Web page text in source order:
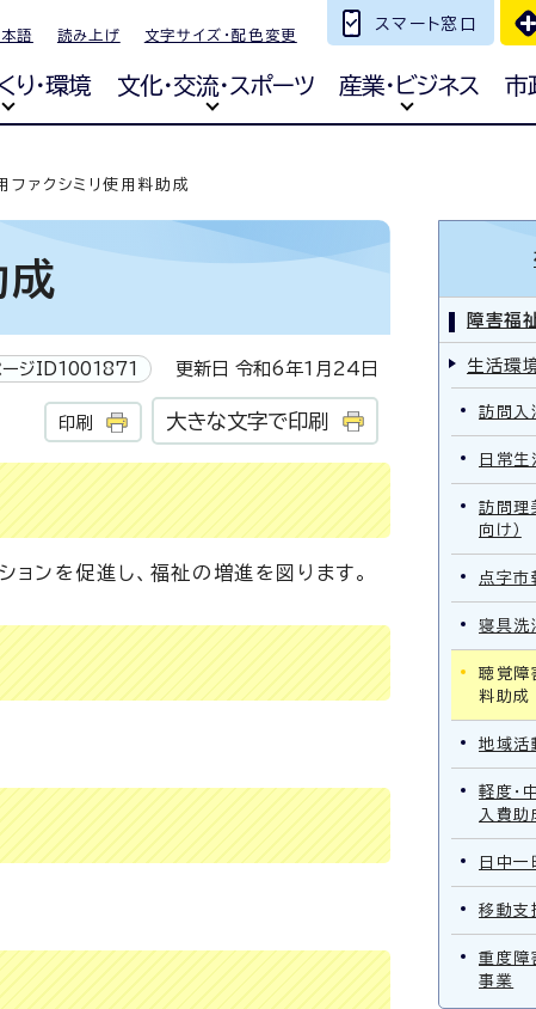
語 読み上げ 文字サイズ・配色変更
スマート窓口
り・環境 文化・交流・スポーツ 産業・ビジネス 市
ファクシミリ使用料助成
成
ージID1001871 更新日 令和6年1月24日
印刷 大きな文字で印刷
ョンを促進し、福祉の増進を図ります。
障害福
生活環
訪問入
日常生
訪問理
向け）
点字市
寝具洗
聴覚障
料助成
地域活
軽度・
入費助
日中一
移動支
重度障
事業